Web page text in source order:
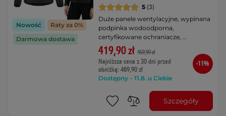
Nowość
Raty za 0%
Darmowa dostawa
5 (3)
Duże panele wentylacyjne, wypinana
podpinka wodoodporna,
certyfikowane ochraniacze, …
419,90 zł 469,90 zł
Najniższa cena z 30 dni przed
obniżką: 469,90 zł
Dostępny – 11.8. u Ciebie
-11%
Szczegóły